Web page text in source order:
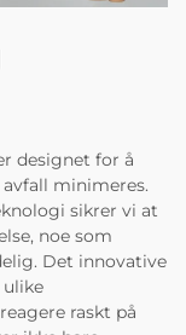
designet for å
minimeres.
sikrer vi at
noe som
Det innovative
raskt på